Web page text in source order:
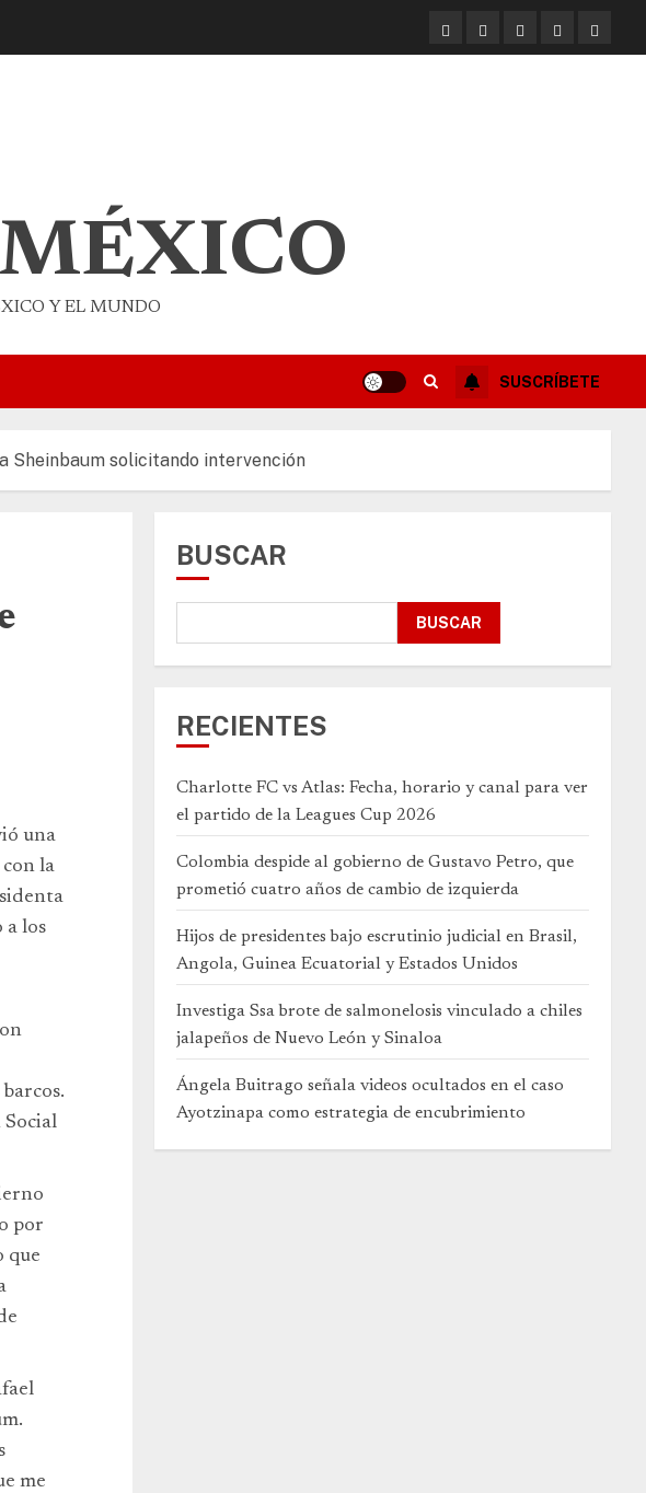
Y EL MUNDO
SUSCRÍBETE
Sheinbaum solicitando intervención
una
la
a los
por
que
me
BUSCAR
BUSCAR
RECIENTES
Charlotte FC vs Atlas: Fecha, horario y canal para ver
el partido de la Leagues Cup 2026
Colombia despide al gobierno de Gustavo Petro, que
prometió cuatro años de cambio de izquierda
Hijos de presidentes bajo escrutinio judicial en Brasil,
Angola, Guinea Ecuatorial y Estados Unidos
Investiga Ssa brote de salmonelosis vinculado a chiles
jalapeños de Nuevo León y Sinaloa
Ángela Buitrago señala videos ocultados en el caso
Ayotzinapa como estrategia de encubrimiento